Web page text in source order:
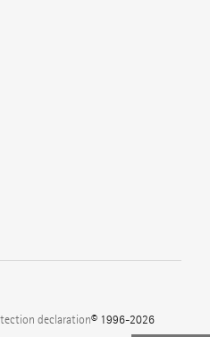
declaration© 1996-2026